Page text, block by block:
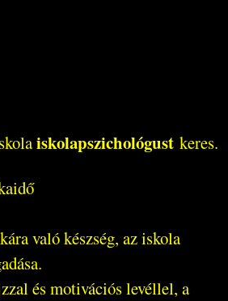
iskolapszichológust keres.
való készség, az iskola
és motivációs levéllel, a